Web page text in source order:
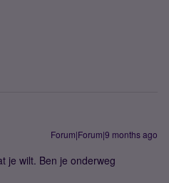
Forum|Forum|9 months ago
je wilt. Ben je onderweg